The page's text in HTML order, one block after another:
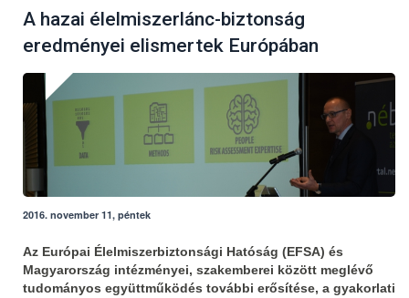
A hazai élelmiszerlánc-biztonság
eredményei elismertek Európában
2016. november 11, péntek
Az Európai Élelmiszerbiztonsági Hatóság (EFSA) és
Magyarország intézményei, szakemberei között meglévő
tudományos együttműködés további erősítése, a gyakorlati